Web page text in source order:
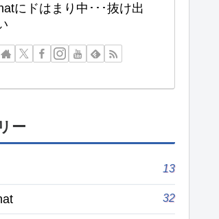
にドはまり中･･･抜け出
ー
13
32